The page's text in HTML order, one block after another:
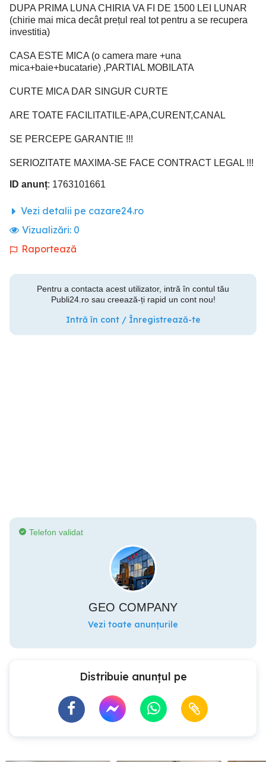
DUPA PRIMA LUNA CHIRIA VA FI DE 1500 LEI LUNAR
(chirie mai mica decât prețul real tot pentru a se recupera
investitia)
CASA ESTE MICA (o camera mare +una
mica+baie+bucatarie) ,PARTIAL MOBILATA
CURTE MICA DAR SINGUR CURTE
ARE TOATE FACILITATILE-APA,CURENT,CANAL
SE PERCEPE GARANTIE !!!
SERIOZITATE MAXIMA-SE FACE CONTRACT LEGAL !!!
ID anunț: 1763101661
Vezi detalii pe cazare24.ro
Vizualizări: 0
Raportează
Pentru a contacta acest utilizator, intră în contul tău
Publi24.ro sau creează-ți rapid un cont nou!
Intră în cont / Înregistrează-te
Telefon validat
GEO COMPANY
Vezi toate anunțurile
Distribuie anunțul pe